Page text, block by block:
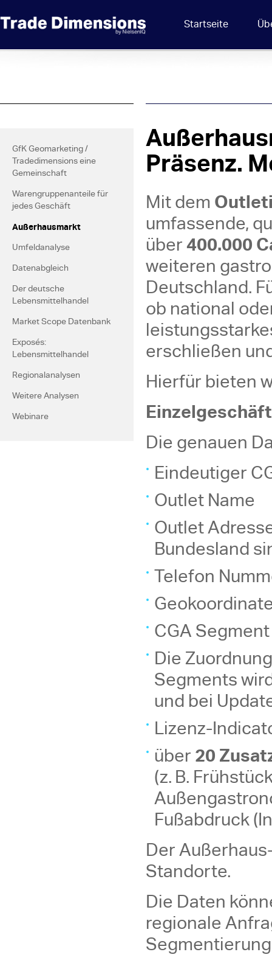
Startseite
GfK Geomarketing /
Tradedimensions eine
Gemeinschaft
Warengruppenanteile für
jedes Geschäft
Außerhausmarkt
Umfeldanalyse
Datenabgleich
Der deutsche
Lebensmittelhandel
Market Scope Datenbank
Exposés:
Lebensmittelhandel
Regionalanalysen
Weitere Analysen
Webinare
Präsenz.
Mit dem
umfassende,
über400.000
weiteren
Deutschland.
ob national
erschließen
Hierfür bieten
Die genauen
Eindeutiger
Outlet Name
Outlet
Bundesland
Telefon
CGA
Die
Segments
und bei
Lizenz-
über20
(z. B.
Fußabdruck
Der
Standorte.
Die Daten
regionale